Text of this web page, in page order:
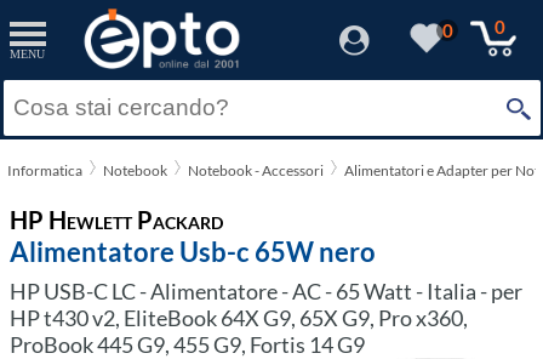
MENU
0 0
Informatica Notebook Notebook - Accessori Alimentatori e Adapter per
HP Hewlett Packard
Alimentatore Usb-c 65W nero
HP USB-C LC - Alimentatore - AC - 65 Watt - Italia - per
HP t430 v2, EliteBook 64X G9, 65X G9, Pro x360,
ProBook 445 G9, 455 G9, Fortis 14 G9